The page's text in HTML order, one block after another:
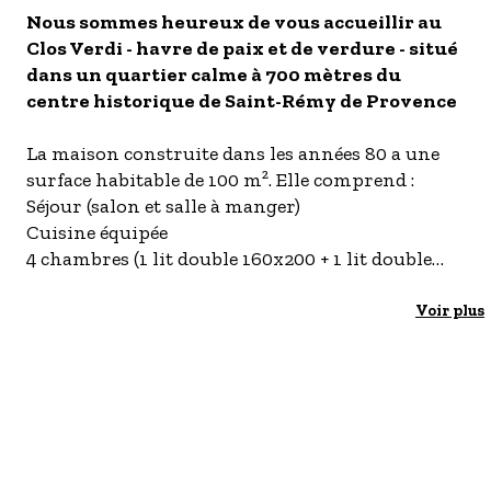
- Les établissements Accueil vélo
LES OFFRES MYPROVENCE
S'inscrire à nos newsletters
Nous sommes heureux de vous accueillir au
Clos Verdi - havre de paix et de verdure - situé
dans un quartier calme à 700 mètres du
centre historique de Saint-Rémy de Provence
La maison construite dans les années 80 a une
surface habitable de 100 m². Elle comprend :
Séjour (salon et salle à manger)
Cuisine équipée
4 chambres (1 lit double 160x200 + 1 lit double
Voir plus